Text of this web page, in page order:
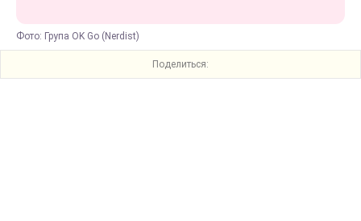
Фото: Група OK Go (Nerdist)
Поделиться: